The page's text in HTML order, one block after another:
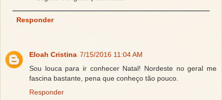
Responder
Eloah Cristina 7/15/2016 11:04 AM
Sou louca para ir conhecer Natal! Nordeste no geral me
fascina bastante, pena que conheço tão pouco.
Responder